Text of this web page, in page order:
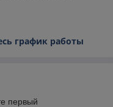
график работы
первый